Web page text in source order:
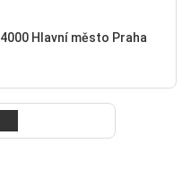
Hlavní město Praha